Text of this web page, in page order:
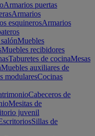
Armarios puertas
Armarios
esquinerosArmarios
Muebles
Muebles recibidores
Taburetes de cocinaMesas
Muebles auxiliares de
modularesCocinas
Cabeceros de
Mesitas de
juvenil
Sillas de